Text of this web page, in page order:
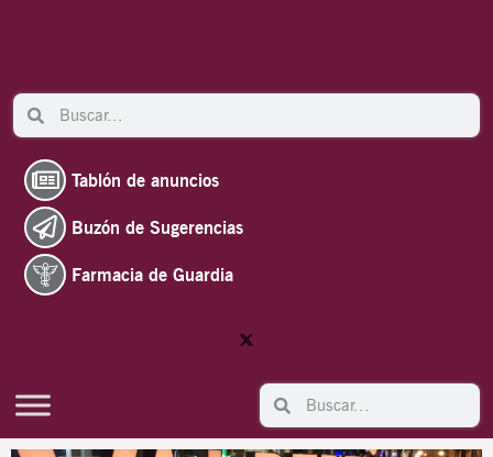
Search Search
Tablón de anuncios
Buzón de Sugerencias
Farmacia de Guardia
Search Search